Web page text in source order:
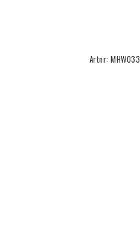
Artnr: MHW033